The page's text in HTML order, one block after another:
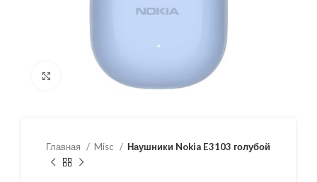
Нажмите, чтобы увеличить
Главная Misc Наушники Nokia E3103 голубой